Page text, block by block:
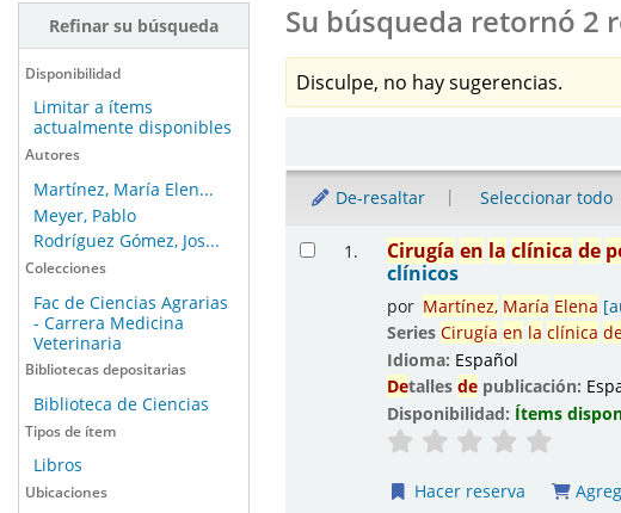
Refinar su búsqueda
Disponibilidad
Limitar a ítems
actualmente disponibles
Autores
Martínez, María Elen...
Meyer, Pablo
Rodríguez Gómez, Jos...
Colecciones
Fac de Ciencias Agrarias
- Carrera Medicina
Veterinaria
Bibliotecas depositarias
Biblioteca de Ciencias
Tipos de ítem
Libros
Ubicaciones
Su búsqueda retornó 2
Disculpe, no hay sugerencias.
De-resaltar Seleccionar todo
Resultados
1. Cirugía en la clínica de
clínicos
por Martínez, María Elena
Series Cirugía en la clínica
Idioma: Español
Detalles de publicación:
Disponibilidad: Ítems
Hacer reserva